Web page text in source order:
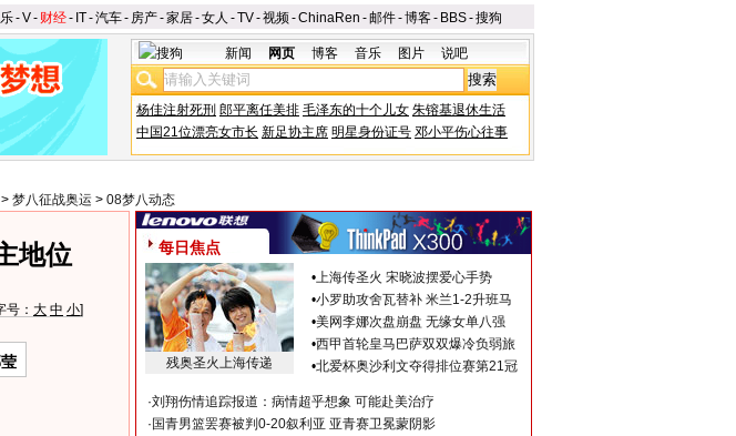
-V- 财经- IT-汽车- 房产-家居-女人 -TV-视频-ChinaRen -邮件-博客- BBS-搜狗
新闻 网页 博客 音乐 图片 说吧
杨佳注射死刑 郎平离任美排 毛泽东的十个儿女 朱镕基退休生活
中国21位漂亮女市长 新足协主席 明星身份证号 邓小平伤心往事
> 梦八征战奥运 > 08梦八动态
地位
号： 大 中 小]
每日焦点
残奥圣火上海传递
•上海传圣火 宋晓波摆爱心手势
•小罗助攻舍瓦替补 米兰1-2升班马
•美网李娜次盘崩盘 无缘女单八强
•西甲首轮皇马巴萨双双爆冷负弱旅
•北爱杯奥沙利文夺得排位赛第21冠
·刘翔伤情追踪报道：病情超乎想象 可能赴美治疗
· 国青男篮罢赛被判0-20叙利亚 亚青赛卫冕蒙阴影